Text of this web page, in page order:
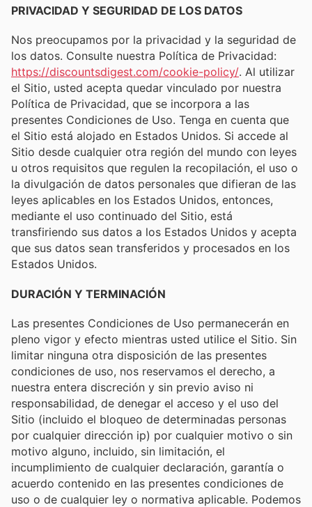
PRIVACIDAD Y SEGURIDAD DE LOS DATOS
Nos preocupamos por la privacidad y la seguridad de
los datos. Consulte nuestra Política de Privacidad:
https://discountsdigest.com/cookie-policy/. Al utilizar
el Sitio, usted acepta quedar vinculado por nuestra
Política de Privacidad, que se incorpora a las
presentes Condiciones de Uso. Tenga en cuenta que
el Sitio está alojado en Estados Unidos. Si accede al
Sitio desde cualquier otra región del mundo con leyes
u otros requisitos que regulen la recopilación, el uso o
la divulgación de datos personales que difieran de las
leyes aplicables en los Estados Unidos, entonces,
mediante el uso continuado del Sitio, está
transfiriendo sus datos a los Estados Unidos y acepta
que sus datos sean transferidos y procesados en los
Estados Unidos.
DURACIÓN Y TERMINACIÓN
Las presentes Condiciones de Uso permanecerán en
pleno vigor y efecto mientras usted utilice el Sitio. Sin
limitar ninguna otra disposición de las presentes
condiciones de uso, nos reservamos el derecho, a
nuestra entera discreción y sin previo aviso ni
responsabilidad, de denegar el acceso y el uso del
Sitio (incluido el bloqueo de determinadas personas
por cualquier dirección ip) por cualquier motivo o sin
motivo alguno, incluido, sin limitación, el
incumplimiento de cualquier declaración, garantía o
acuerdo contenido en las presentes condiciones de
uso o de cualquier ley o normativa aplicable. Podemos